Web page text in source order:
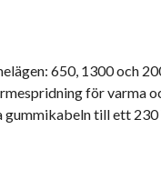
650, 1300 och
för varma
gummikabeln till ett